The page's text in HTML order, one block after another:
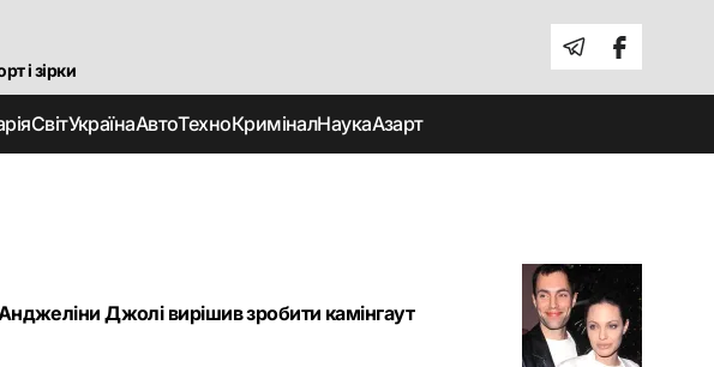
і зірки
СвітУкраїнаАвтоТехноКриміналНаукаАзарт
Джолі вирішив зробити камінгаут